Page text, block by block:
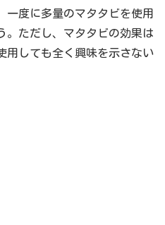
一度に多量のマタタビを使用
。ただし、マタタビの効果は
用しても全く興味を示さない